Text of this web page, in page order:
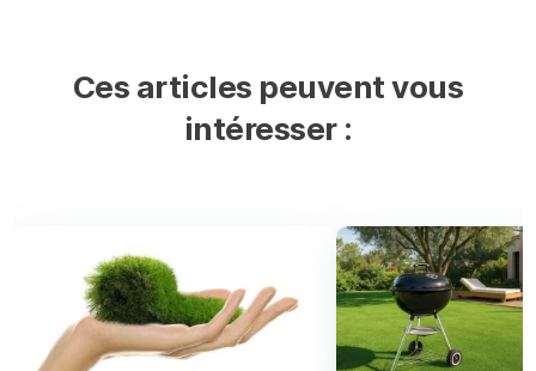
Ces articles peuvent vous
intéresser :